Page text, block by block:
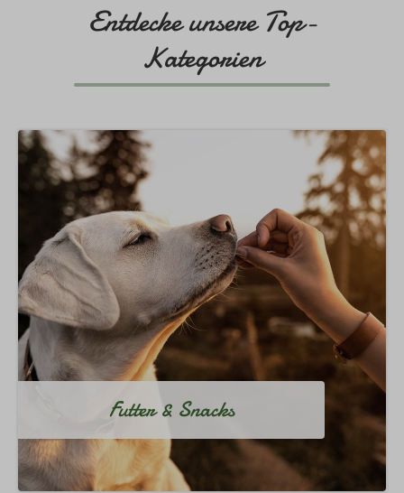
Entdecke unsere Top-
Kategorien
Futter & Snacks